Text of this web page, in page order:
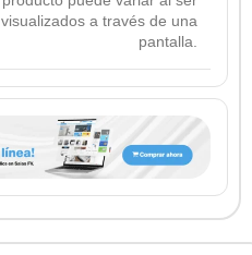
visualizados a través de una
pantalla.